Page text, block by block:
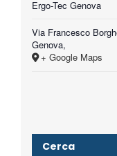
Ergo-Tec Genova
Via Francesco
Genova,
+ Google Maps
Cerca